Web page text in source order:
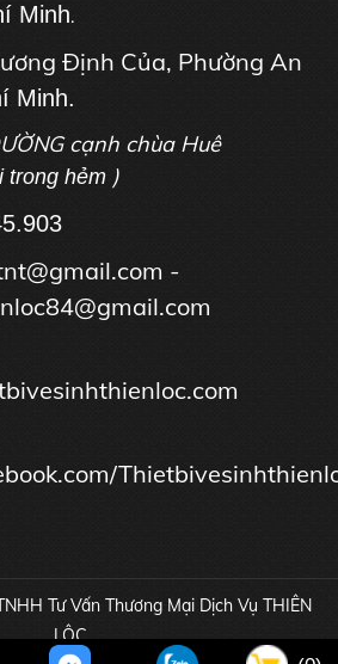
Minh.
Định Của, Phường An
Minh.
cạnh chùa Huê
trong hẻm )
-
Tư Vấn Thương Mại Dịch Vụ THIÊN
LỘC